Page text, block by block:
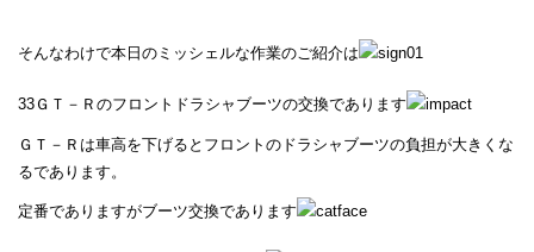
そんなわけで本日のミッシェルな作業のご紹介は
33ＧＴ－Ｒのフロントドラシャブーツの交換であります
ＧＴ－Ｒは車高を下げるとフロントのドラシャブーツの負担が大きくな
るであります。
定番でありますがブーツ交換であります